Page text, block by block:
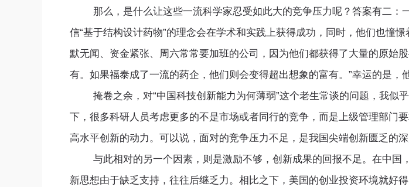
那么，是什么让这些一流科学家忍受如此大的竞争压力呢？答案有二：
信“基于结构设计药物”的理念会在学术和实践上获得成功，同时，他们也憧
默无闻、资金紧张、周六常常要加班的公司，因为他们都获得了大量的原
有。如果福泰成了一流的药企，他们则会变得超出想象的富有。”幸运的是，
掩卷之余，对“中国科技创新能力为何薄弱”这个老生常谈的问题，我似
下，很多科研人员考虑更多的不是市场或者同行的竞争，而是上级管理部门
高水平创新的动力。可以说，面对的竞争压力不足，是我国尖端创新匮乏的深
与此相对的另一个因素，则是激励不够，创新成果的回报不足。在中国
新思想由于缺乏支持，往往后继乏力。相比之下，美国的创业投资环境就好